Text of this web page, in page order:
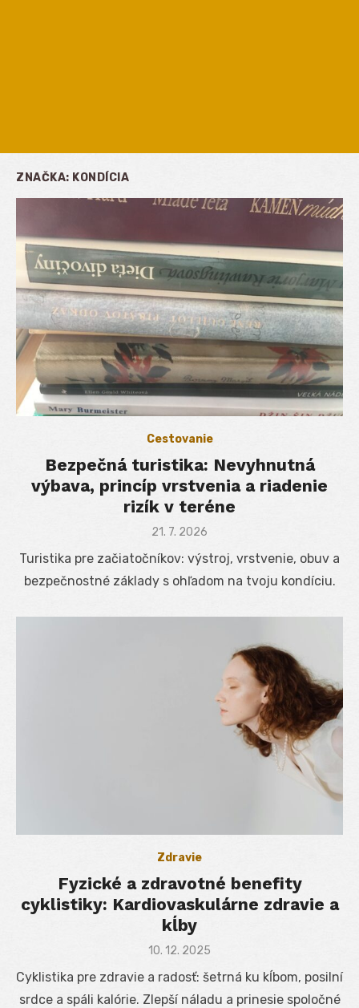
ZNAČKA: KONDÍCIA
Cestovanie
Bezpečná turistika: Nevyhnutná
výbava, princíp vrstvenia a riadenie
rizík v teréne
Posted
21. 7. 2026
Turistika pre začiatočníkov: výstroj, vrstvenie, obuv a
bezpečnostné základy s ohľadom na tvoju kondíciu.
Zdravie
Fyzické a zdravotné benefity
cyklistiky: Kardiovaskulárne zdravie a
kĺby
Posted
10. 12. 2025
Cyklistika pre zdravie a radosť: šetrná ku kĺbom, posilní
srdce a spáli kalórie. Zlepší náladu a prinesie spoločné